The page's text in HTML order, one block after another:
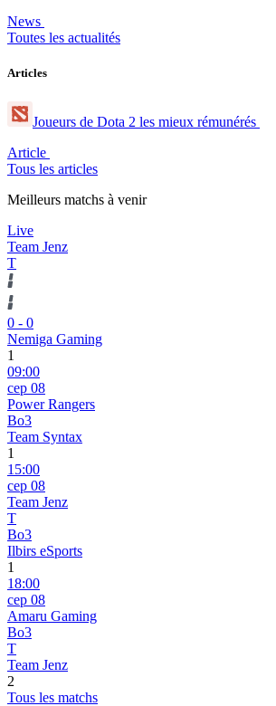
News
Toutes les actualités
Articles
Joueurs de Dota 2 les mieux rémunérés
Article
Tous les articles
Meilleurs matchs à venir
Live
Team Jenz
T
0 - 0
Nemiga Gaming
1
09:00
сер 08
Power Rangers
Bo3
Team Syntax
1
15:00
сер 08
Team Jenz
T
Bo3
Ilbirs eSports
1
18:00
сер 08
Amaru Gaming
Bo3
T
Team Jenz
2
Tous les matchs